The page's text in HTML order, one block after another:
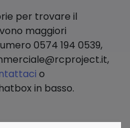
per trovare il
maggiori
0574 194 0539,
o
in basso.